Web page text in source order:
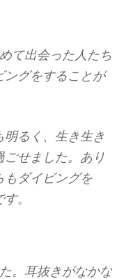
て出会った人たち
ングをすることが
明るく、生き生き
ごせました。あり
もダイビングを
。
。耳抜きがなかな